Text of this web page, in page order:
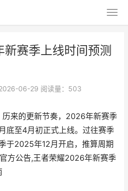
赛季上线时间预测
06-29 阅读量：503
来的更新节奏，2026年新赛季
底至4月初正式上线。过往赛季
于2025年12月开启，推算周期
方公告,王者荣耀2026年新赛季